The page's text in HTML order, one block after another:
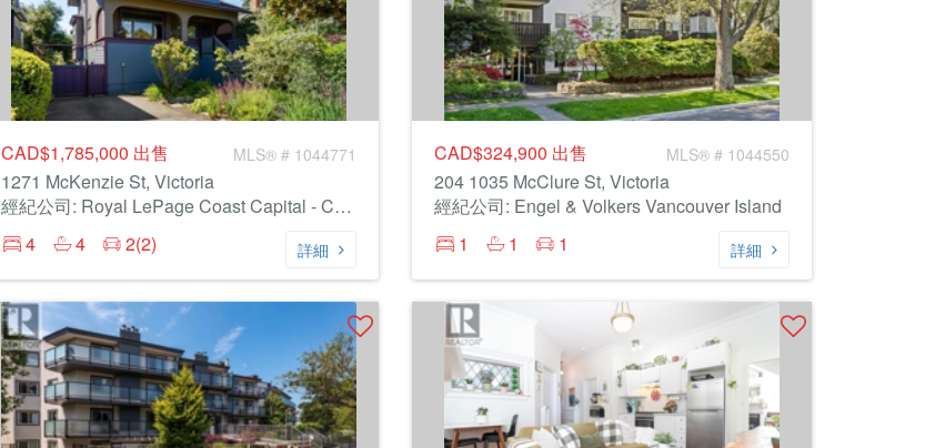
CAD$1,785,000 出售 MLS® # 1044771
1271 McKenzie St, Victoria
經紀公司: Royal LePage Coast Capital - Chatterton
4
4 2(2) 詳細
CAD$324,900 出售 MLS® # 1044550
204 1035 McClure St, Victoria
經紀公司: Engel & Volkers Vancouver Island
1
1 1 詳細